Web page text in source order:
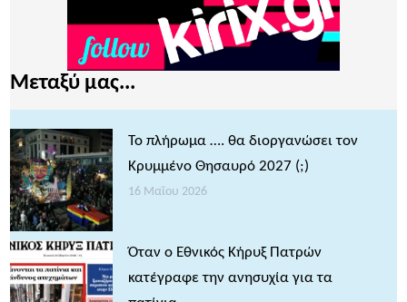
Μεταξύ μας...
Το πλήρωμα …. θα διοργανώσει τον
Κρυμμένο Θησαυρό 2027 (;)
16 Μαΐου 2026
Όταν ο Εθνικός Κήρυξ Πατρών
κατέγραφε την ανησυχία για τα